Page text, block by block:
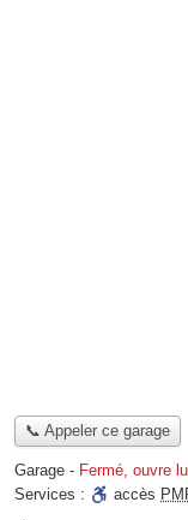
📞 Appeler ce garage
Garage - Fermé, ouvre
Services :
accès